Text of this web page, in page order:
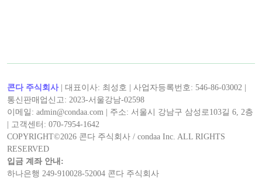
콘다 주식회사| 대표이사: 최성호 | 사업자등록번호: 546-86-03002 |
통신판매업신고: 2023-서울강남-02598
이메일: admin@condaa.com | 주소: 서울시 강남구 삼성로103길 6, 2층
| 고객센터: 070-7954-1642
COPYRIGHT©2026 콘다 주식회사 / condaa Inc. ALL RIGHTS
RESERVED
입금 계좌 안내:
하나은행 249-910028-52004 콘다 주식회사